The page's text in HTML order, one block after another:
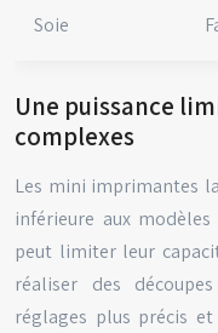
Soie
Une puissance
complexes
Les mini imprimantes
inférieure aux
peut limiter leur
réaliser des
réglages plus précis